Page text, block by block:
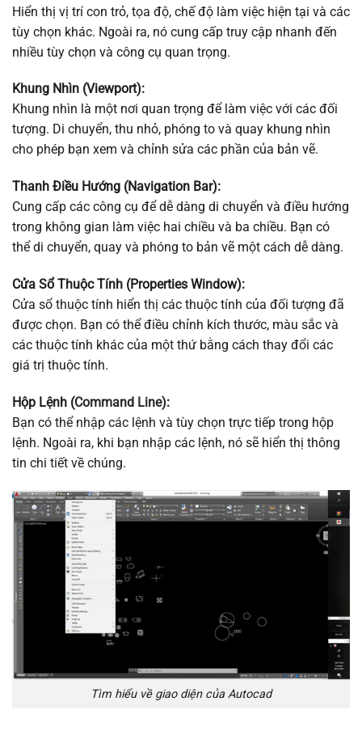
Hiển thị vị trí con trỏ, tọa độ, chế độ làm việc hiện tại và các
tùy chọn khác. Ngoài ra, nó cung cấp truy cập nhanh đến
nhiều tùy chọn và công cụ quan trọng.
Khung Nhìn (Viewport):
Khung nhìn là một nơi quan trọng để làm việc với các đối
tượng. Di chuyển, thu nhỏ, phóng to và quay khung nhìn
cho phép bạn xem và chỉnh sửa các phần của bản vẽ.
Thanh Điều Hướng (Navigation Bar):
Cung cấp các công cụ để dễ dàng di chuyển và điều hướng
trong không gian làm việc hai chiều và ba chiều. Bạn có
thể di chuyển, quay và phóng to bản vẽ một cách dễ dàng.
Cửa Sổ Thuộc Tính (Properties Window):
Cửa sổ thuộc tính hiển thị các thuộc tính của đối tượng đã
được chọn. Bạn có thể điều chỉnh kích thước, màu sắc và
các thuộc tính khác của một thứ bằng cách thay đổi các
giá trị thuộc tính.
Hộp Lệnh (Command Line):
Bạn có thể nhập các lệnh và tùy chọn trực tiếp trong hộp
lệnh. Ngoài ra, khi bạn nhập các lệnh, nó sẽ hiển thị thông
tin chi tiết về chúng.
Tìm hiểu về giao diện của Autocad